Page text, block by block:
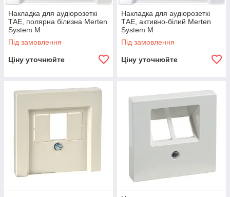
Накладка для аудіорозеткі
ТАЕ, полярна білизна Merten
System M
Під замовлення
Ціну уточнюйте
Накладка для аудіорозеткі
ТАЕ, активно-білий Merten
System M
Під замовлення
Ціну уточнюйте